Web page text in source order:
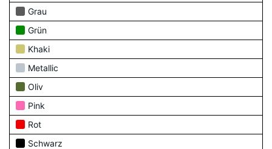
Grau
Grün
Khaki
Metallic
Oliv
Pink
Rot
Schwarz